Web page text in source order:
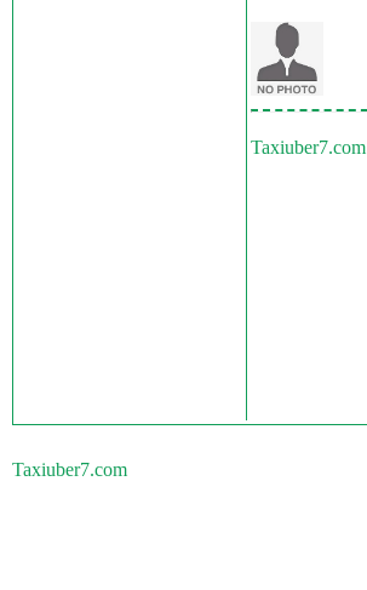
Taxiuber7.com
Taxiuber7.com